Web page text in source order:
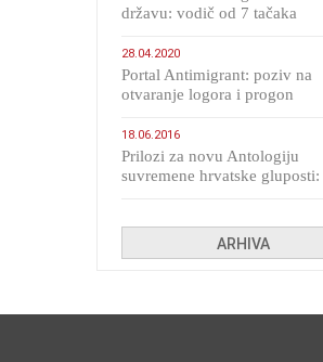
državu: vodič od 7 tačaka
28.04.2020
Portal Antimigrant: poziv na
otvaranje logora i progon
18.06.2016
Prilozi za novu Antologiju
suvremene hrvatske gluposti:
ARHIVA